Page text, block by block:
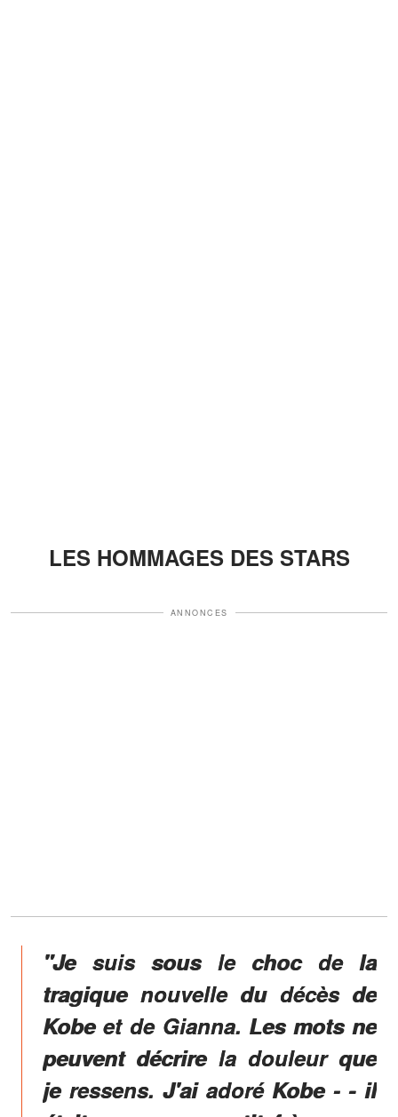
LES HOMMAGES DES STARS
ANNONCES
"Je suis sous le choc de la
tragique nouvelle du décès de
Kobe et de Gianna. Les mots ne
peuvent décrire la douleur que
je ressens. J'ai adoré Kobe - - il